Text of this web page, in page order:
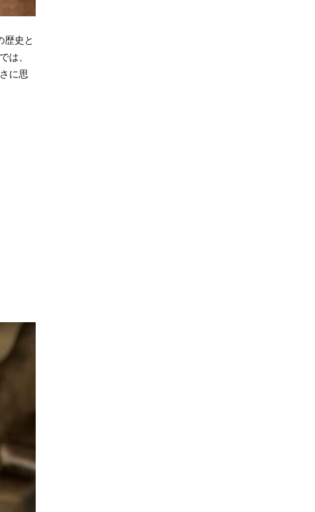
歴史と
は、
に思